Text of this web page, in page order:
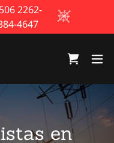
2262-
4647
en